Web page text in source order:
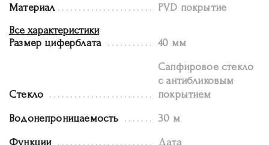
Материал
PVD покрытие
Все характеристики
Размер циферблата
40 мм
Стекло
Сапфировое стекло
с антибликовым
покрытием
Водонепроницаемость 30 м
Функции Дата